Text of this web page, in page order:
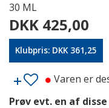
30 ML
DKK 425,00
Klubpris: DKK 361,25
Varen er
Prøv evt. en af